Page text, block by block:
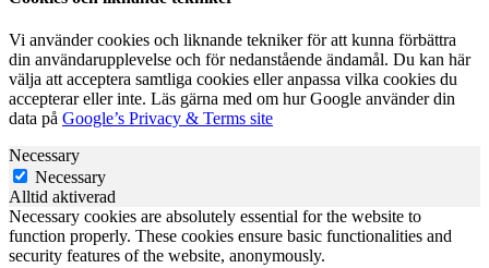
Vi använder cookies och liknande tekniker för att kunna förbättra
din användarupplevelse och för nedanstående ändamål. Du kan här
välja att acceptera samtliga cookies eller anpassa vilka cookies du
accepterar eller inte. Läs gärna med om hur Google använder din
data på Google’s Privacy & Terms site
Necessary
Necessary
Alltid aktiverad
Necessary cookies are absolutely essential for the website to
function properly. These cookies ensure basic functionalities and
security features of the website, anonymously.